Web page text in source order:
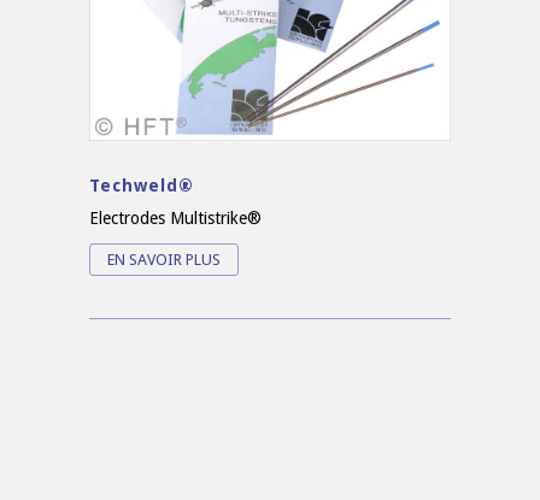
Techweld®
Electrodes Multistrike®
EN SAVOIR PLUS